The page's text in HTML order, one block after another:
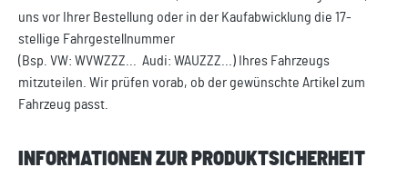
uns vor Ihrer Bestellung oder in der Kaufabwicklung die 17-
stellige Fahrgestellnummer
(Bsp. VW: WVWZZZ... Audi: WAUZZZ...) Ihres Fahrzeugs
mitzuteilen. Wir prüfen vorab, ob der gewünschte Artikel zum
Fahrzeug passt.
INFORMATIONEN ZUR PRODUKTSICHERHEIT